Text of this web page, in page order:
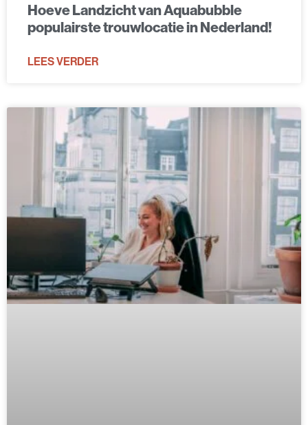
Hoeve Landzicht van Aquabubble
populairste trouwlocatie in Nederland!
LEES VERDER